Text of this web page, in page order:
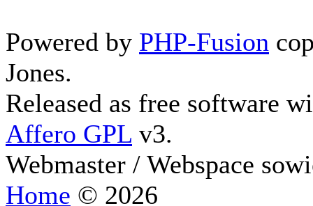
Powered by PHP-Fusion
Jones.
Released as free software
Affero GPL v3.
Webmaster / Webspace
Home © 2026